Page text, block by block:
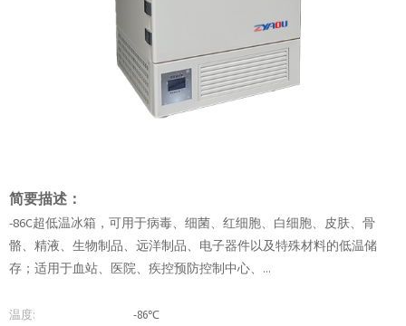
简要描述：
-86C超低温冰箱，可用于病毒、细菌、红细胞、白细胞、皮肤、骨
骼、精液、生物制品、远洋制品、电子器件以及特殊材料的低温储
存；适用于血站、医院、疾控预防控制中心、...
温度:
-86℃